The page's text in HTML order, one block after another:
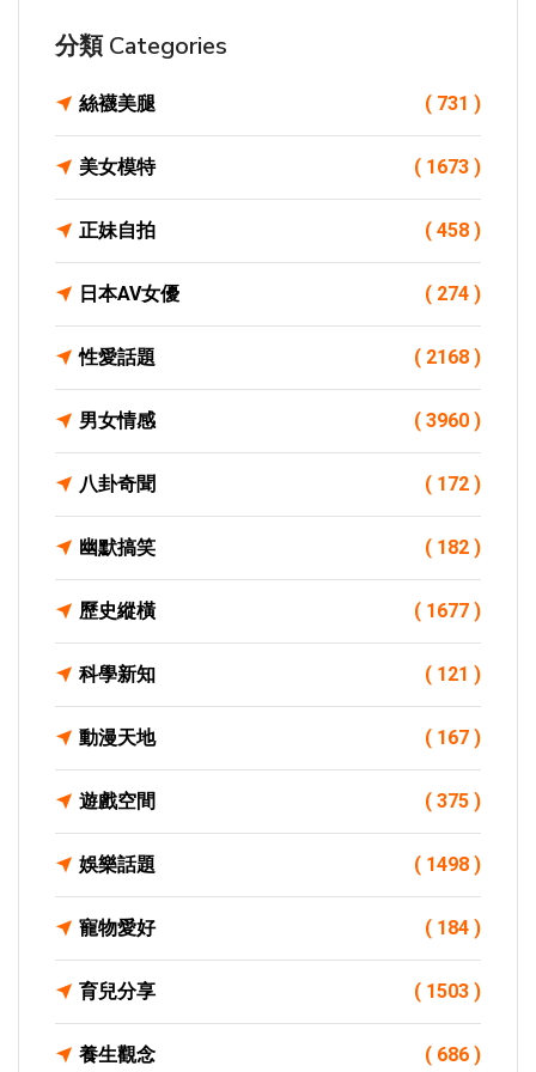
分類 Categories
絲襪美腿 ( 731 )
美女模特 ( 1673 )
正妹自拍 ( 458 )
日本AV女優 ( 274 )
性愛話題 ( 2168 )
男女情感 ( 3960 )
八卦奇聞 ( 172 )
幽默搞笑 ( 182 )
歷史縱橫 ( 1677 )
科學新知 ( 121 )
動漫天地 ( 167 )
遊戲空間 ( 375 )
娛樂話題 ( 1498 )
寵物愛好 ( 184 )
育兒分享 ( 1503 )
養生觀念 ( 686 )